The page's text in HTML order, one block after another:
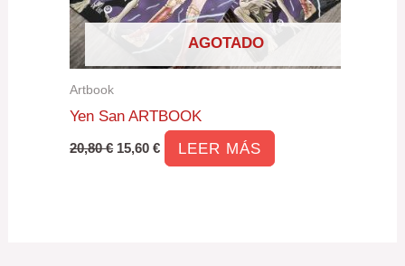
AGOTADO
Artbook
Yen San ARTBOOK
20,80€ 15,60€ LEER MÁS